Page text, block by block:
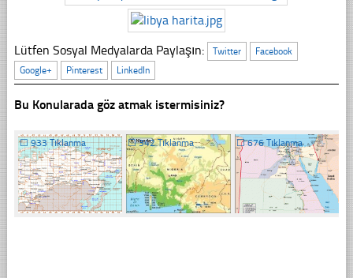
Lütfen Sosyal Medyalarda Paylaşın: Twitter
Facebook
Google+
Pinterest LinkedIn
Bu Konularada göz atmak istermisiniz?
☐933 Tıklanma ☐342 Tıklanma ☐676 Tıklanma